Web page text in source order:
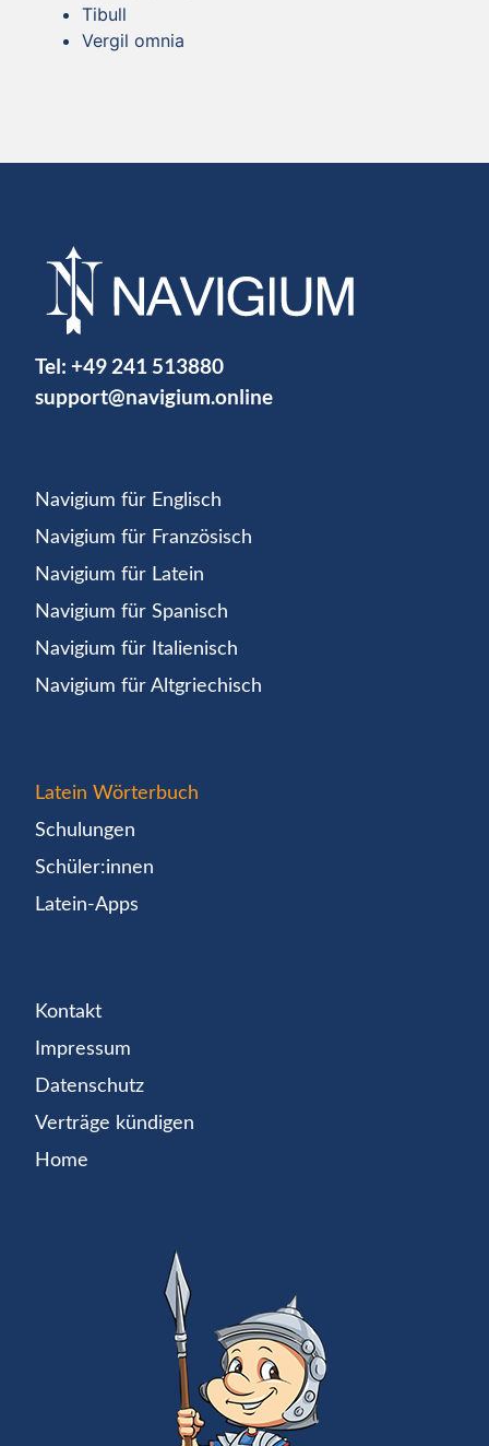
Tibull
Vergil omnia
Tel: +49 241 513880
support@navigium.online
Navigium für Englisch
Navigium für Französisch
Navigium für Latein
Navigium für Spanisch
Navigium für Italienisch
Navigium für Altgriechisch
Latein Wörterbuch
Schulungen
Schüler:innen
Latein-Apps
Kontakt
Impressum
Datenschutz
Verträge kündigen
Home